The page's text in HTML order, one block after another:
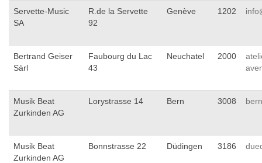
Servette-Music
SA
R.de la Servette
92
Genève 1202
Bertrand Geiser
Sàrl
Faubourg du Lac
43
Neuchatel 2000
Musik Beat
Zurkinden AG
Lorystrasse 14 Bern 3008
Musik Beat
Zurkinden AG
Bonnstrasse 22 Düdingen 3186